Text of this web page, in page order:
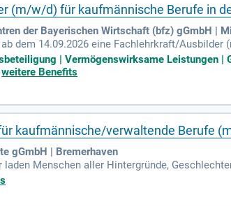
(m/w/d) für kaufmännische Berufe in
der Bayerischen Wirtschaft (bfz) gGmbH |
dem 14.09.2026 eine Fachlehrkraft/
hat ihren Dienstsitz in Miltenberg. Die
und Durchführung von
mit Auftraggebern und Unterstützung
| Vermögenswirksame Leistungen
weitere Benefits
kaufmännische/verwaltende Berufe
gGmbH | Bremerhaven
Menschen aller Hintergründe,
Bewerben Sie sich und gestalten Sie